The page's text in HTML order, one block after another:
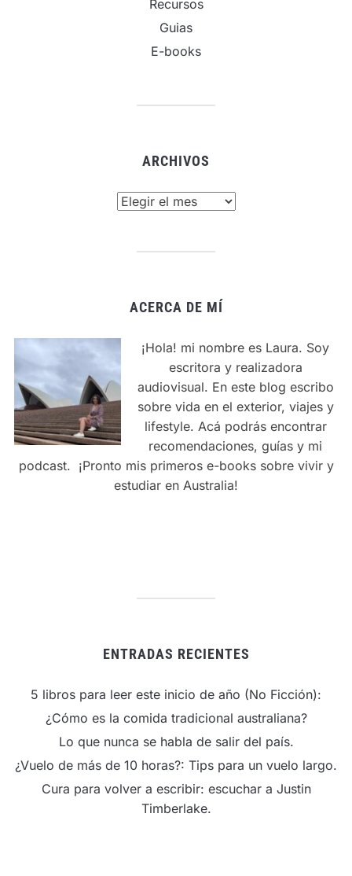
Recursos
Guias
E-books
ARCHIVOS
ACERCA DE MÍ
¡Hola! mi nombre es Laura. Soy
escritora y realizadora
audiovisual. En este blog escribo
sobre vida en el exterior, viajes y
lifestyle. Acá podrás encontrar
recomendaciones, guías y mi
podcast. ¡Pronto mis primeros e-books sobre vivir y
estudiar en Australia!
ENTRADAS RECIENTES
5 libros para leer este inicio de año (No Ficción):
¿Cómo es la comida tradicional australiana?
Lo que nunca se habla de salir del país.
¿Vuelo de más de 10 horas?: Tips para un vuelo largo.
Cura para volver a escribir: escuchar a Justin
Timberlake.